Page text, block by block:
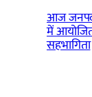
आज जनपद
में
सहभागिता